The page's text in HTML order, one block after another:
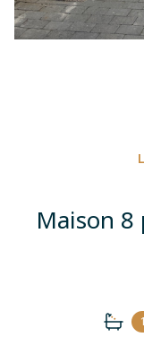
Maison 8 pièce(s) 4 chambre(s)
1